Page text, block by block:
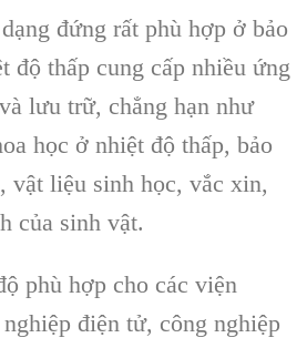
ạng đứng rất phù hợp ở bảo
độ thấp cung cấp nhiều ứng
à lưu trữ, chẳng hạn như
học ở nhiệt độ thấp, bảo
vật liệu sinh học, vắc xin,
của sinh vật.
ộ phù hợp cho các viện
ệp điện tử, công nghiệp